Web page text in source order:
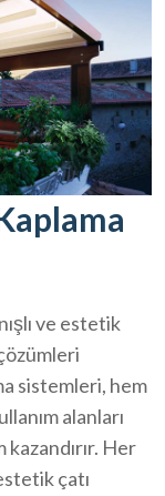
ve estetik
sistemleri, hem
alanları
Her
çatı